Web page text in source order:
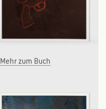
Mehr zum Buch